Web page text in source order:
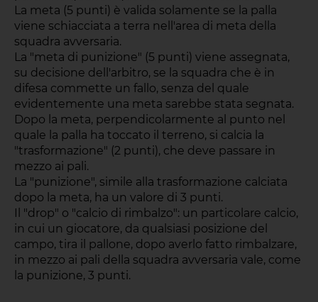
La meta (5 punti) è valida solamente se la palla
viene schiacciata a terra nell'area di meta della
squadra avversaria.
La "meta di punizione" (5 punti) viene assegnata,
su decisione dell'arbitro, se la squadra che è in
difesa commette un fallo, senza del quale
evidentemente una meta sarebbe stata segnata.
Dopo la meta, perpendicolarmente al punto nel
quale la palla ha toccato il terreno, si calcia la
"trasformazione" (2 punti), che deve passare in
mezzo ai pali.
La "punizione", simile alla trasformazione calciata
dopo la meta, ha un valore di 3 punti.
Il "drop" o "calcio di rimbalzo": un particolare calcio,
in cui un giocatore, da qualsiasi posizione del
campo, tira il pallone, dopo averlo fatto rimbalzare,
in mezzo ai pali della squadra avversaria vale, come
la punizione, 3 punti.